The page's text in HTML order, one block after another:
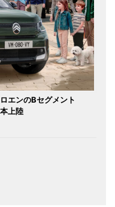
エンのBセグメント
上陸